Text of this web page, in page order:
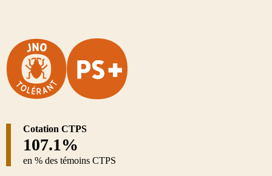
Cotation CTPS
107.1%
en % des témoins CTPS